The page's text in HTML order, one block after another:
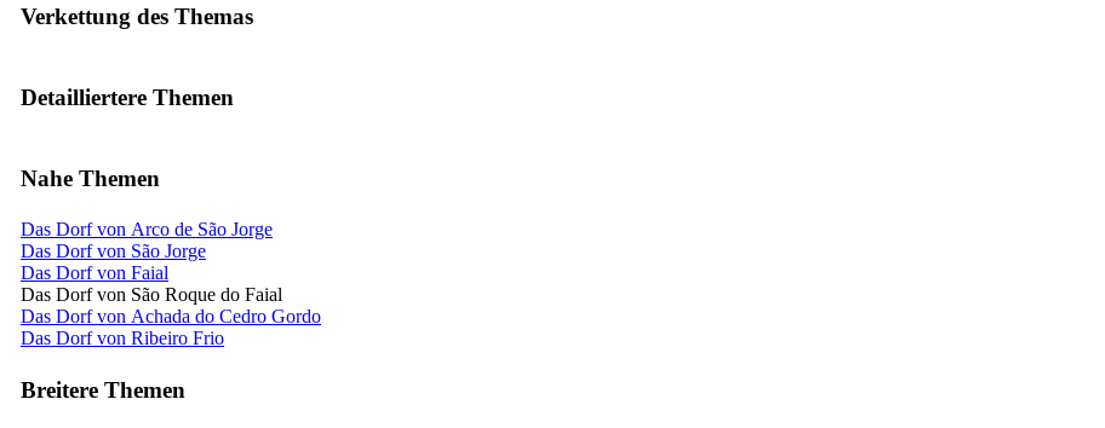
Verkettung des Themas
Detailliertere Themen
Nahe Themen
Das Dorf von Arco de São Jorge
Das Dorf von São Jorge
Das Dorf von Faial
Das Dorf von São Roque do Faial
Das Dorf von Achada do Cedro Gordo
Das Dorf von Ribeiro Frio
Breitere Themen